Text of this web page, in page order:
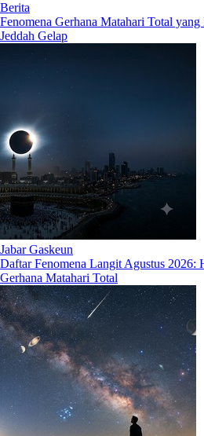
Berita
Fenomena Gerhana Matahari Total
Jeddah Gelap
Jabar Gaskeun
Daftar Fenomena Langit Agustus 2026:
Gerhana Matahari Total